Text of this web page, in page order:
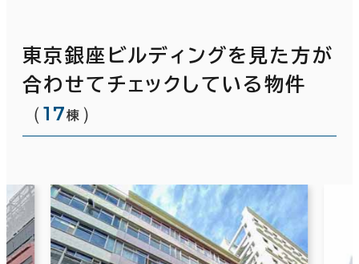
東京銀座ビルディングを見た方が
合わせてチェックしている物件
（17棟 ）